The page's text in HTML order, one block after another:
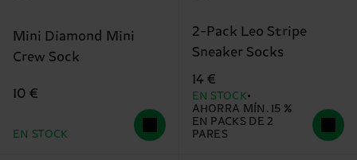
Mini Diamond Mini
Crew Sock
10 €
EN STOCK
2-Pack Leo Stripe
Sneaker Socks
14 €
EN STOCK
AHORRA MÍN. 15 %
EN PACKS DE 2
PARES